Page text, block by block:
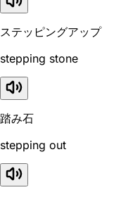
ステッピングアップ
stepping stone
踏み石
stepping out